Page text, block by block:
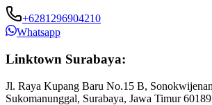
+6281296904210
Whatsapp
Linktown Surabaya:
Jl. Raya Kupang Baru No.15 B,
Sukomanunggal, Surabaya, Jawa Timur 60189